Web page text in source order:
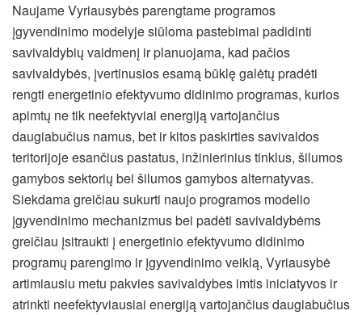
Naujame Vyriausybės parengtame programos
įgyvendinimo modelyje siūloma pastebimai padidinti
savivaldybių vaidmenį ir planuojama, kad pačios
savivaldybės, įvertinusios esamą būklę galėtų pradėti
rengti energetinio efektyvumo didinimo programas, kurios
apimtų ne tik neefektyviai energiją vartojančius
daugiabučius namus, bet ir kitos paskirties savivaldos
teritorijoje esančius pastatus, inžinierinius tinklus, šilumos
gamybos sektorių bei šilumos gamybos alternatyvas.
Siekdama greičiau sukurti naujo programos modelio
įgyvendinimo mechanizmus bei padėti savivaldybėms
greičiau įsitraukti į energetinio efektyvumo didinimo
programų parengimo ir įgyvendinimo veiklą, Vyriausybė
artimiausiu metu pakvies savivaldybes imtis iniciatyvos ir
atrinkti neefektyviausiai energiją vartojančius daugiabučius